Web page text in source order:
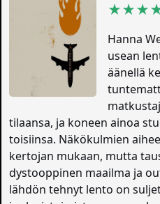
Hanna
usean
äänellä
tilaansa, ja koneen ainoa
toisiinsa. Näkökulmien
kertojan mukaan, mutta
dystooppinen maailma ja
lähdön tehnyt lento on